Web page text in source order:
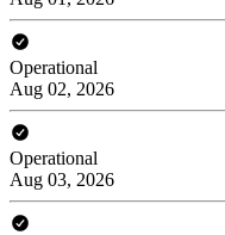
Operational
Aug 02, 2026
Operational
Aug 03, 2026